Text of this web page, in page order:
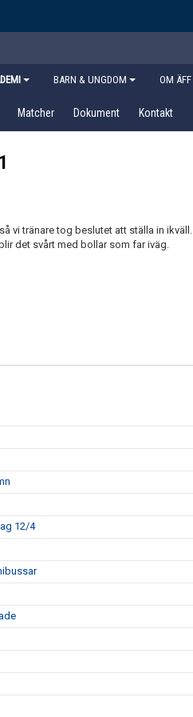
BARN & UNGDOM OM ÄFF
Matcher Dokument Kontakt
vi tränare tog beslutet att ställa in ikväll.
det svårt med bollar som far iväg.
12/4